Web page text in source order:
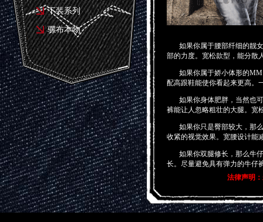
下装系列
骡布本物
如果你属于腰部纤细的靓女
部的力度。宽松款型，能分散
如果你属于娇小体形的MM
配高跟鞋能使你看起来更高。
如果你身体肥胖，当然也可
裤能让人忽略粗壮的大腿。宽
如果你只是臀部较大，那么
收紧的视觉效果。宽腰设计能
如果你双腿修长，那么牛仔
长。尽量避免具有弹力的牛仔
法律声明